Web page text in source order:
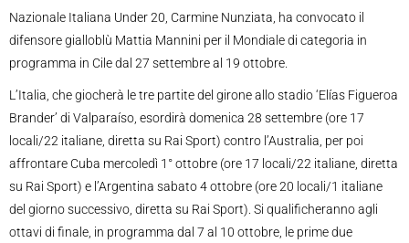
Nazionale Italiana Under 20, Carmine Nunziata, ha convocato il
difensore gialloblù Mattia Mannini per il Mondiale di categoria in
programma in Cile dal 27 settembre al 19 ottobre.
L’Italia, che giocherà le tre partite del girone allo stadio ‘Elías Figueroa
Brander’ di Valparaíso, esordirà domenica 28 settembre (ore 17
locali/22 italiane, diretta su Rai Sport) contro l’Australia, per poi
affrontare Cuba mercoledì 1° ottobre (ore 17 locali/22 italiane, diretta
su Rai Sport) e l’Argentina sabato 4 ottobre (ore 20 locali/1 italiane
del giorno successivo, diretta su Rai Sport). Si qualificheranno agli
ottavi di finale, in programma dal 7 al 10 ottobre, le prime due